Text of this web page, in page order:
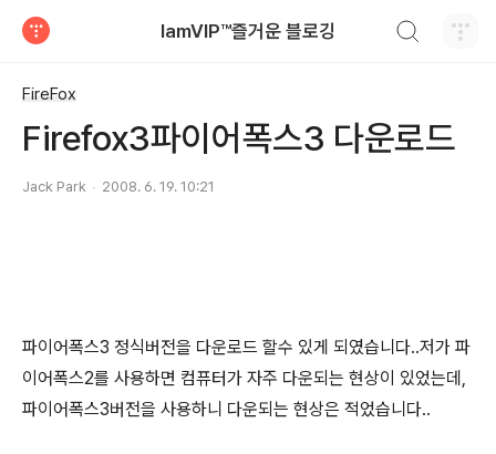
IamVIP™즐거운 블로깅
FireFox
Firefox3파이어폭스3 다운로드
Jack Park 2008. 6. 19. 10:21
파이어폭스3 정식버전을 다운로드 할수 있게 되였습니다..저가 파
이어폭스2를 사용하면 컴퓨터가 자주 다운되는 현상이 있었는데,
파이어폭스3버전을 사용하니 다운되는 현상은 적었습니다..